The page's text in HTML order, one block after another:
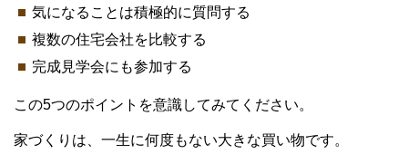
気になることは積極的に質問する
複数の住宅会社を比較する
完成見学会にも参加する
この5つのポイントを意識してみてください。
家づくりは、一生に何度もない大きな買い物です。